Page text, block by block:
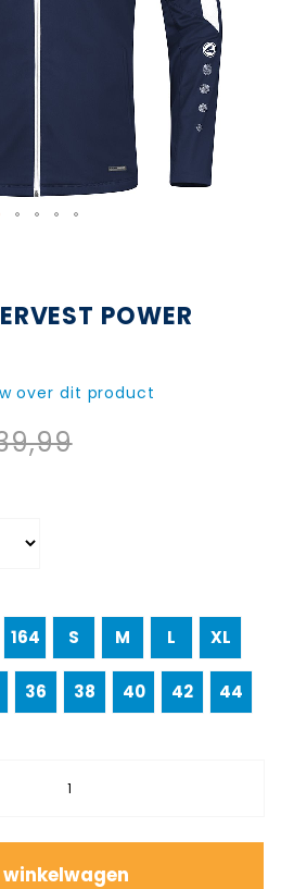
POWER
over dit product
164 S M L XL
36 38 40 42 44
winkelwagen